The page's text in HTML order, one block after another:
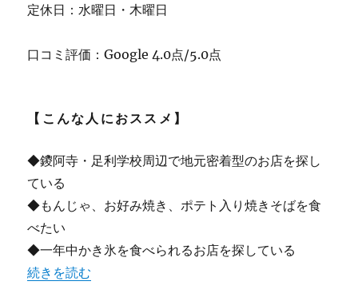
定休日：水曜日・木曜日
口コミ評価：Google 4.0点/5.0点
【こんな人におススメ】
◆鑁阿寺・足利学校周辺で地元密着型のお店を探し
ている
◆もんじゃ、お好み焼き、ポテト入り焼きそばを食
べたい
◆一年中かき氷を食べられるお店を探している
“【足利】”渡辺氷店”（もんじゃわたなべ） 学生さん
続きを読む